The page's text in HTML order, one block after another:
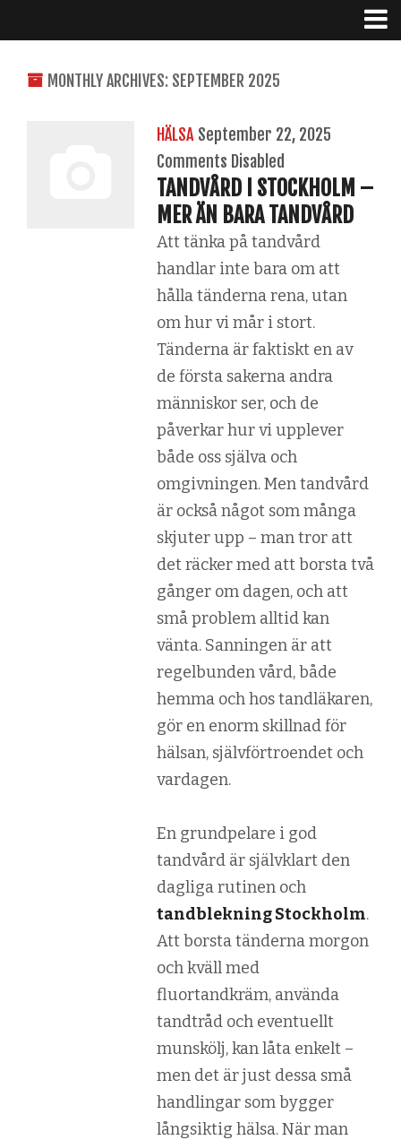
MONTHLY ARCHIVES: SEPTEMBER 2025
HÄLSA September 22, 2025
Comments Disabled
TANDVÅRD I STOCKHOLM –
MER ÄN BARA TANDVÅRD
Att tänka på tandvård
handlar inte bara om att
hålla tänderna rena, utan
om hur vi mår i stort.
Tänderna är faktiskt en av
de första sakerna andra
människor ser, och de
påverkar hur vi upplever
både oss själva och
omgivningen. Men tandvård
är också något som många
skjuter upp – man tror att
det räcker med att borsta två
gånger om dagen, och att
små problem alltid kan
vänta. Sanningen är att
regelbunden vård, både
hemma och hos tandläkaren,
gör en enorm skillnad för
hälsan, självförtroendet och
vardagen.
En grundpelare i god
tandvård är självklart den
dagliga rutinen och
tandblekning Stockholm.
Att borsta tänderna morgon
och kväll med
fluortandkräm, använda
tandtråd och eventuellt
munskölj, kan låta enkelt –
men det är just dessa små
handlingar som bygger
långsiktig hälsa. När man